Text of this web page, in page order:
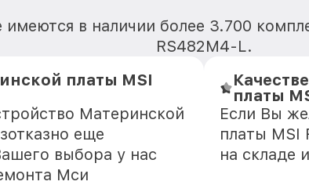
в наличии более 3.700
RS482M4-L.
платы MSI
Материнской
еще
выбора у нас
Мси
платы
Если Вы
платы MSI
на складе